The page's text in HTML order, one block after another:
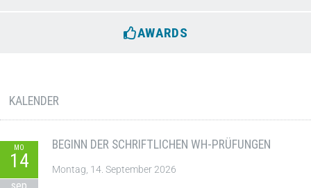
AWARDS
KALENDER
MO
14
BEGINN DER SCHRIFTLICHEN WH-PRÜFUNGEN
Montag, 14. September 2026